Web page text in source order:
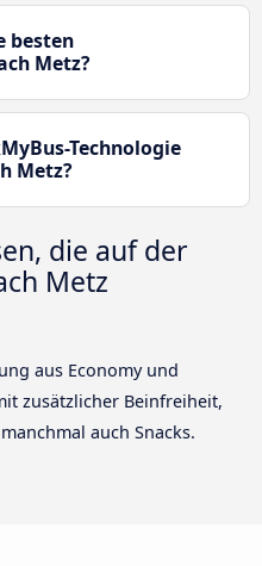
besten
Metz?
Technologie
Metz?
die auf der
Metz
aus Economy und
zusätzlicher Beinfreiheit,
auch Snacks.